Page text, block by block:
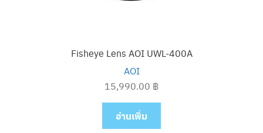
Fisheye Lens AOI UWL-400A
AOI
15,990.00 ฿
อ่านเพิ่ม